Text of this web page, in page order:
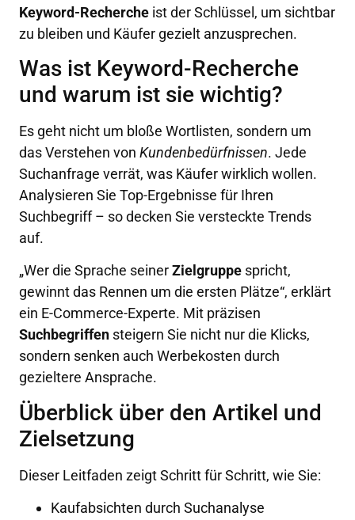
Keyword-Recherche ist der Schlüssel, um sichtbar
zu bleiben und Käufer gezielt anzusprechen.
Was ist Keyword-Recherche
und warum ist sie wichtig?
Es geht nicht um bloße Wortlisten, sondern um
das Verstehen von Kundenbedürfnissen. Jede
Suchanfrage verrät, was Käufer wirklich wollen.
Analysieren Sie Top-Ergebnisse für Ihren
Suchbegriff – so decken Sie versteckte Trends
auf.
„Wer die Sprache seinerZielgruppe spricht,
gewinnt das Rennen um die ersten Plätze“, erklärt
ein E-Commerce-Experte. Mit präzisen
Suchbegriffen steigern Sie nicht nur die Klicks,
sondern senken auch Werbekosten durch
gezieltere Ansprache.
Überblick über den Artikel und
Zielsetzung
Dieser Leitfaden zeigt Schritt für Schritt, wie Sie:
Kaufabsichten durch Suchanalyse